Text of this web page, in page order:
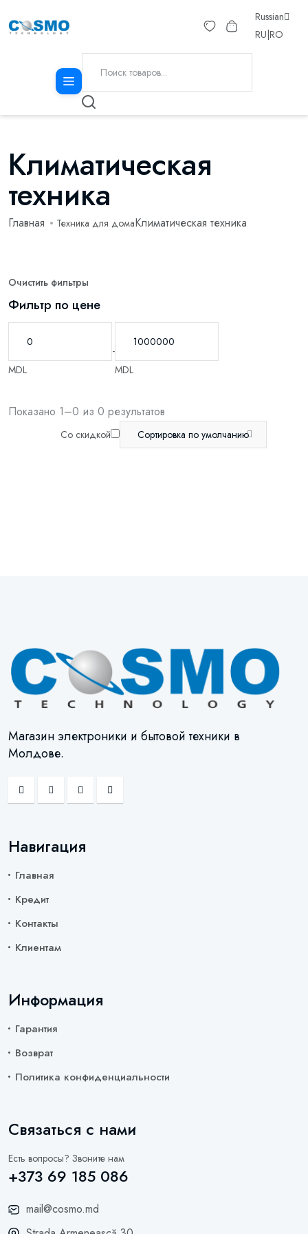
Russian
RU RO
Климатическая
техника
Главная Техника для домаКлиматическая техника
Очистить фильтры
Фильтр по цене
MDL
-
MDL
Показано 1–0 из 0 результатов
Со скидкой Сортировка по умолчанию
Магазин электроники и бытовой техники в
Молдове.
Навигация
Главная
Кредит
Контакты
Клиентам
Информация
Гарантия
Возврат
Политика конфиденциальности
Связаться с нами
Есть вопросы? Звоните нам
+373 69 185 086
mail@cosmo.md